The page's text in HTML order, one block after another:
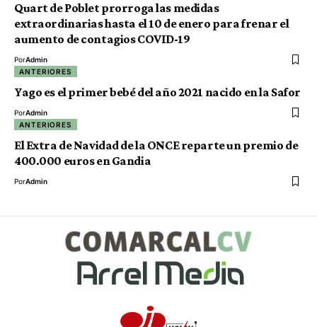
Quart de Poblet prorroga las medidas
extraordinarias hasta el 10 de enero para frenar el
aumento de contagios COVID-19
PorAdmin
ANTERIORES
Yago es el primer bebé del año 2021 nacido en la Safor
PorAdmin
ANTERIORES
El Extra de Navidad de la ONCE reparte un premio de
400.000 euros en Gandia
PorAdmin